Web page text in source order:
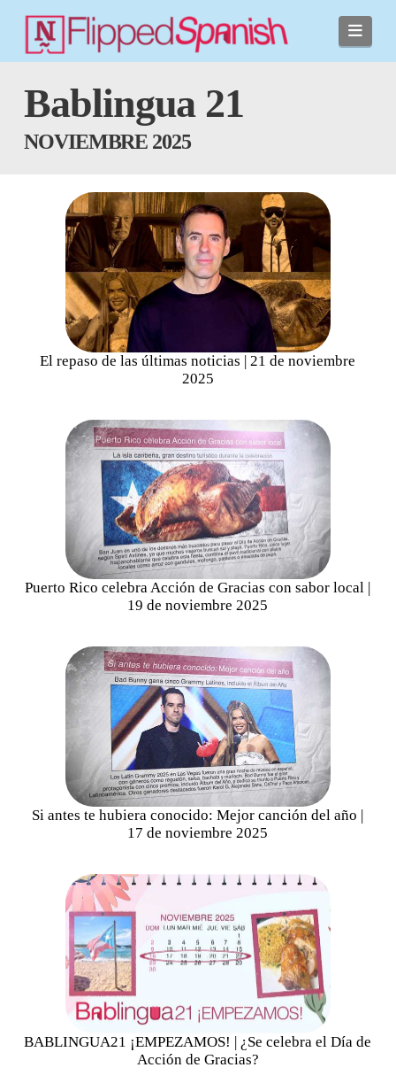
Bablingua 21
NOVIEMBRE 2025
El repaso de las últimas noticias | 21 de noviembre
2025
Puerto Rico celebra Acción de Gracias con sabor local |
19 de noviembre 2025
Si antes te hubiera conocido: Mejor canción del año |
17 de noviembre 2025
BABLINGUA21 ¡EMPEZAMOS! | ¿Se celebra el Día de
Acción de Gracias?